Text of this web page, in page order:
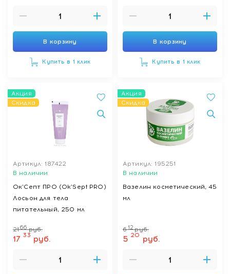
В корзину
Купить в 1 клик
В корзину
Купить в 1 клик
Акция
Скидка
Артикул: 187422
В наличии
Ок'Септ ПРО (Ok'Sept PRO)
Лосьон для тела
питательный, 250 мл
2166 руб.
17 33 руб.
Акция
Скидка
Артикул: 195251
В наличии
Вазелин косметический, 45
мл
612 руб.
5 20 руб.